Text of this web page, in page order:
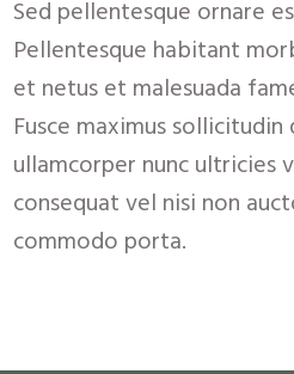
Sed pellentesque ornare
Pellentesque habitant
et netus et malesuada
Fusce maximus
ullamcorper nunc ultricies
consequat vel nisi non
commodo porta.